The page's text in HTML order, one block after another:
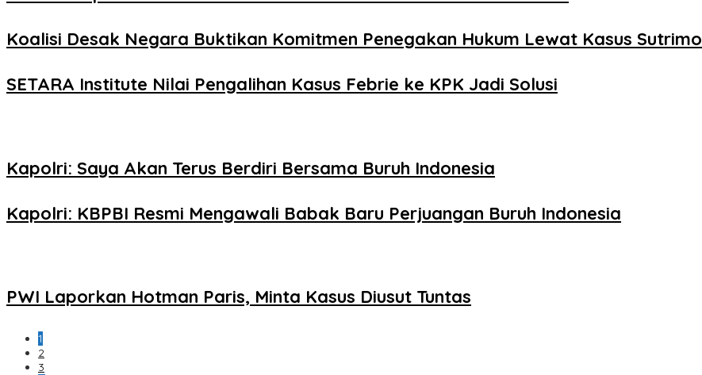
Koalisi Desak Negara Buktikan Komitmen Penegakan Hukum Lewat Kasus Sutrimo
SETARA Institute Nilai Pengalihan Kasus Febrie ke KPK Jadi Solusi
Kapolri: Saya Akan Terus Berdiri Bersama Buruh Indonesia
Kapolri: KBPBI Resmi Mengawali Babak Baru Perjuangan Buruh Indonesia
PWI Laporkan Hotman Paris, Minta Kasus Diusut Tuntas
1
2
3